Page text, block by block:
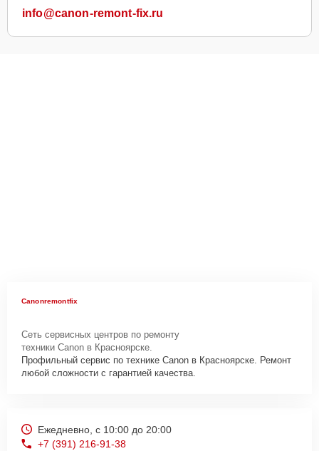
info@canon-remont-fix.ru
Canonremontfix
Сеть сервисных центров по ремонту
техники Canon в Красноярске.
Профильный сервис по технике Canon в Красноярске. Ремонт
любой сложности с гарантией качества.
Ежедневно, с 10:00 до 20:00
+7 (391) 216-91-38